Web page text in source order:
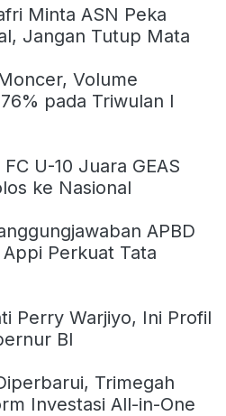
Minta ASN Peka
Jangan Tutup Mata
Volume
pada Triwulan I
U-10 Juara GEAS
ke Nasional
APBD
Perkuat Tata
Perry Warjiyo, Ini Profil
BI
Trimegah
Investasi All-in-One